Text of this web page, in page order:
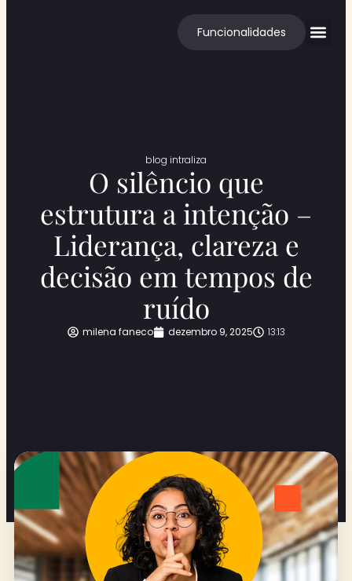
Funcionalidades
blog intraliza
O silêncio que
estrutura a intenção –
Liderança, clareza e
decisão em tempos de
ruído
milena faneco dezembro 9, 2025 13:13